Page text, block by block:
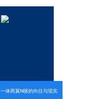
一体两翼N驱的向往与现实